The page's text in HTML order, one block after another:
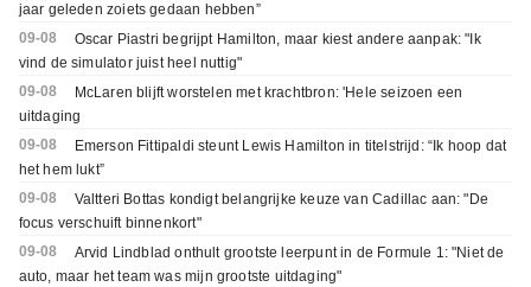
jaar geleden zoiets gedaan hebben”
09-08
Oscar Piastri begrijpt Hamilton, maar kiest andere aanpak: "Ik
vind de simulator juist heel nuttig"
09-08
McLaren blijft worstelen met krachtbron: 'Hele seizoen een
uitdaging
09-08
Emerson Fittipaldi steunt Lewis Hamilton in titelstrijd: “Ik hoop dat
het hem lukt”
09-08
Valtteri Bottas kondigt belangrijke keuze van Cadillac aan: "De
focus verschuift binnenkort"
09-08
Arvid Lindblad onthult grootste leerpunt in de Formule 1: "Niet de
auto, maar het team was mijn grootste uitdaging"